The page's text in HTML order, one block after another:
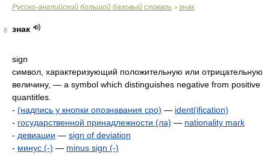
Русско-английский большой базовый словарь > знак
8 знак
sign
символ, характеризующий положительную или отрицательную
величину, — а symbol which distinguishes negative from positive
quantitles.
- (надпись у кнопки опознавания сро) — ident(ification)
- государственной принадлежности (ла) — nationality mark
- девиации — sign of deviation
- минус (-) — minus sign (-)